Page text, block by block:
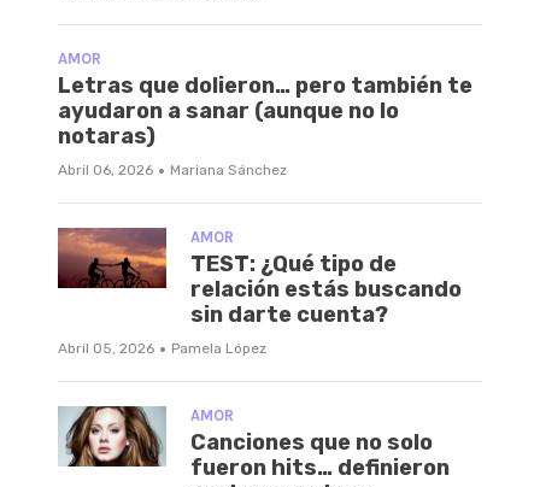
AMOR
Letras que dolieron… pero también te
ayudaron a sanar (aunque no lo
notaras)
Abril 06, 2026 · Mariana Sánchez
AMOR
TEST: ¿Qué tipo de
relación estás buscando
sin darte cuenta?
Abril 05, 2026 · Pamela López
AMOR
Canciones que no solo
fueron hits… definieron